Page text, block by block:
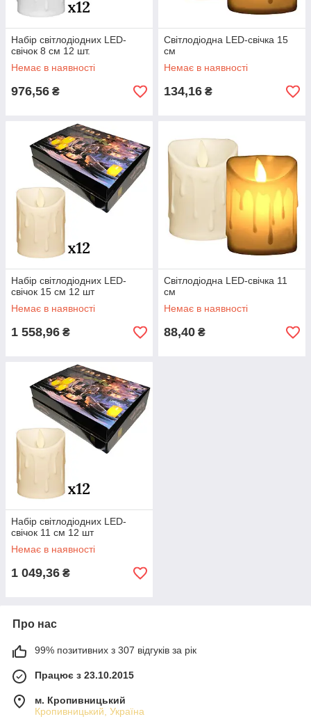
Набір світлодіодних LED-
свічок 8 см 12 шт.
Немає в наявності
976,56 ₴
Світлодіодна LED-свічка 15
см
Немає в наявності
134,16 ₴
Набір світлодіодних LED-
свічок 15 см 12 шт
Немає в наявності
1 558,96 ₴
Світлодіодна LED-свічка 11
см
Немає в наявності
88,40 ₴
Набір світлодіодних LED-
свічок 11 см 12 шт
Немає в наявності
1 049,36 ₴
Про нас
99% позитивних з 307 відгуків за рік
Працює з 23.10.2015
м. Кропивницький
Кропивницький, Україна